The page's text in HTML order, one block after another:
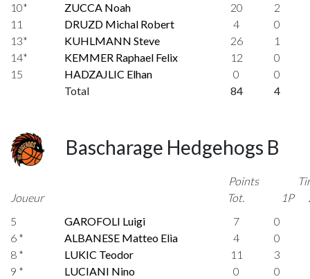
10* ZUCCA Noah 20
2
11
DRUZD Michal Robert 4
0
13*
KUHLMANN Steve 26
1
14*
KEMMER Raphael Felix 12
0
15
HADZAJLIC Elhan 0
0
Total
84 4
Bascharage Hedgehogs B
Joueur
Points
Tot.
1P
5
GAROFOLI Luigi 7
0
6 *
ALBANESE Matteo Elia 4
0
8 *
LUKIC Teodor 11
3
9 *
LUCIANI Nino 0
0